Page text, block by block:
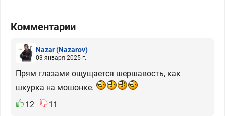
Комментарии
Nazar(Nazarov)
03 января 2025 г.
Прям глазами ощущается шершавость, как
шкурка на мошонке.
12
11